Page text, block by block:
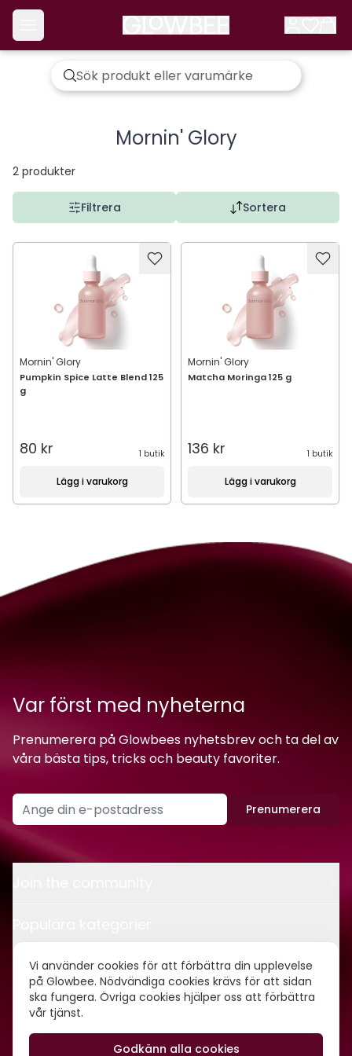
Vi använder cookies för att förbättra din upplevelse
på Glowbee. Nödvändiga cookies krävs för att sidan
ska fungera. Övriga cookies hjälper oss att förbättra
vår tjänst.
Godkänn alla cookies
Mornin' Glory
2 produkter
Filtrera Sortera
Mornin' Glory
Pumpkin Spice Latte Blend 125
g
80 kr 1 butik
Lägg i varukorg
Mornin' Glory
Matcha Moringa 125 g
136 kr 1 butik
Lägg i varukorg
Var först med nyheterna
Prenumerera på Glowbees nyhetsbrev och ta del av
våra bästa tips, tricks och beauty favoriter.
Prenumerera
Kontakt
Om oss